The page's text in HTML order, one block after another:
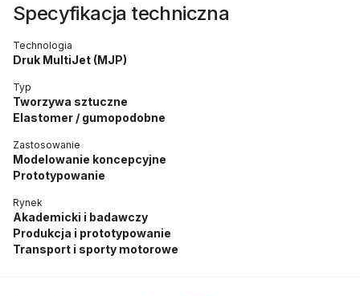
Specyfikacja techniczna
Technologia
Druk MultiJet (MJP)
Typ
Tworzywa sztuczne
Elastomer / gumopodobne
Zastosowanie
Modelowanie koncepcyjne
Prototypowanie
Rynek
Akademicki i badawczy
Produkcja i prototypowanie
Transport i sporty motorowe